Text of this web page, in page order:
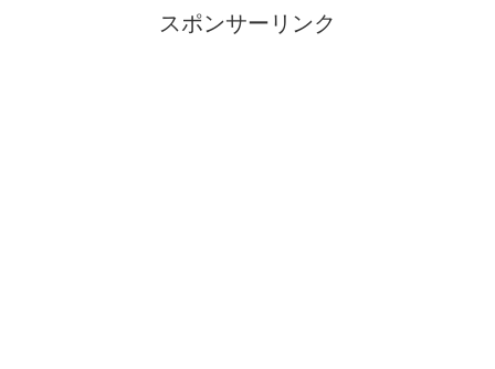
スポンサーリンク